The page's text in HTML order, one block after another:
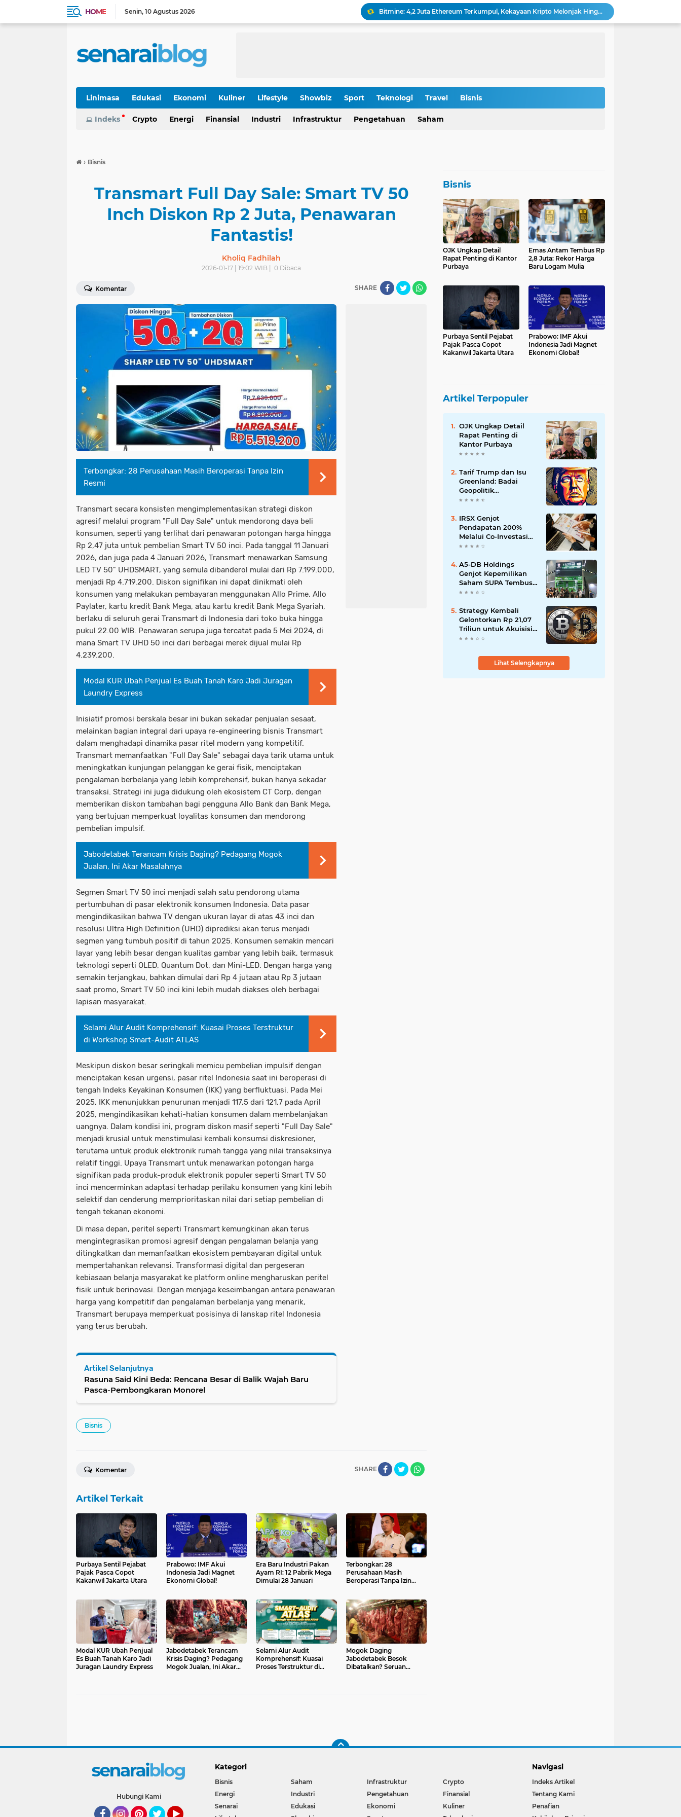
HOME Senin 10 Agustus 2026
Bitmine: 4,2 Juta Ethereum Terkumpul, Kekayaan Kripto Melonjak Hingga $14,5 Miliar
Keamanan Produksi Blok Rokan Diperketat Pasca Insiden Pipa Gas
OJK Ungkap Detail Rapat Penting di Kantor Purbaya
Rp 196,9 Triliun: Proyeksi Penerbitan Obligasi Korporasi di Tahun 2026
Linimasa Edukasi Ekonomi Kuliner Lifestyle Showbiz Sport Teknologi Travel Bisnis
Indeks Crypto Energi Finansial Industri Infrastruktur Pengetahuan Saham
› Bisnis
Transmart Full Day Sale: Smart TV 50
Inch Diskon Rp 2 Juta, Penawaran
Fantastis!
Kholiq Fadhilah
2026-01-17 | 19:02 WIB | 0 Dibaca
Komentar SHARE
Terbongkar: 28 Perusahaan Masih Beroperasi Tanpa Izin
Resmi
Transmart secara konsisten mengimplementasikan strategi diskon
agresif melalui program "Full Day Sale" untuk mendorong daya beli
konsumen, seperti yang terlihat dari penawaran potongan harga hingga
Rp 2,47 juta untuk pembelian Smart TV 50 inci. Pada tanggal 11 Januari
2026, dan juga pada 4 Januari 2026, Transmart menawarkan Samsung
LED TV 50" UHDSMART, yang semula dibanderol mulai dari Rp 7.199.000,
menjadi Rp 4.719.200. Diskon signifikan ini dapat dinikmati oleh
konsumen yang melakukan pembayaran menggunakan Allo Prime, Allo
Paylater, kartu kredit Bank Mega, atau kartu kredit Bank Mega Syariah,
berlaku di seluruh gerai Transmart di Indonesia dari toko buka hingga
pukul 22.00 WIB. Penawaran serupa juga tercatat pada 5 Mei 2024, di
mana Smart TV UHD 50 inci dari berbagai merek dijual mulai Rp
4.239.200.
Modal KUR Ubah Penjual Es Buah Tanah Karo Jadi Juragan
Laundry Express
Inisiatif promosi berskala besar ini bukan sekadar penjualan sesaat,
melainkan bagian integral dari upaya re-engineering bisnis Transmart
dalam menghadapi dinamika pasar ritel modern yang kompetitif.
Transmart memanfaatkan "Full Day Sale" sebagai daya tarik utama untuk
meningkatkan kunjungan pelanggan ke gerai fisik, menciptakan
pengalaman berbelanja yang lebih komprehensif, bukan hanya sekadar
transaksi. Strategi ini juga didukung oleh ekosistem CT Corp, dengan
memberikan diskon tambahan bagi pengguna Allo Bank dan Bank Mega,
yang bertujuan memperkuat loyalitas konsumen dan mendorong
pembelian impulsif.
Jabodetabek Terancam Krisis Daging? Pedagang Mogok
Jualan, Ini Akar Masalahnya
Segmen Smart TV 50 inci menjadi salah satu pendorong utama
pertumbuhan di pasar elektronik konsumen Indonesia. Data pasar
mengindikasikan bahwa TV dengan ukuran layar di atas 43 inci dan
resolusi Ultra High Definition (UHD) diprediksi akan terus menjadi
segmen yang tumbuh positif di tahun 2025. Konsumen semakin mencari
layar yang lebih besar dengan kualitas gambar yang lebih baik, termasuk
teknologi seperti OLED, Quantum Dot, dan Mini-LED. Dengan harga yang
semakin terjangkau, bahkan dimulai dari Rp 4 jutaan atau Rp 3 jutaan
saat promo, Smart TV 50 inci kini lebih mudah diakses oleh berbagai
lapisan masyarakat.
Selami Alur Audit Komprehensif: Kuasai Proses Terstruktur
di Workshop Smart-Audit ATLAS
Meskipun diskon besar seringkali memicu pembelian impulsif dengan
menciptakan kesan urgensi, pasar ritel Indonesia saat ini beroperasi di
tengah Indeks Keyakinan Konsumen (IKK) yang berfluktuasi. Pada Mei
2025, IKK menunjukkan penurunan menjadi 117,5 dari 121,7 pada April
2025, mengindikasikan kehati-hatian konsumen dalam membelanjakan
uangnya. Dalam kondisi ini, program diskon masif seperti "Full Day Sale"
menjadi krusial untuk menstimulasi kembali konsumsi diskresioner,
terutama untuk produk elektronik rumah tangga yang nilai transaksinya
relatif tinggi. Upaya Transmart untuk menawarkan potongan harga
signifikan pada produk-produk elektronik populer seperti Smart TV 50
inci mencerminkan adaptasi terhadap perilaku konsumen yang kini lebih
selektif dan cenderung memprioritaskan nilai dari setiap pembelian di
tengah tekanan ekonomi.
Di masa depan, peritel seperti Transmart kemungkinan akan terus
mengintegrasikan promosi agresif dengan pengalaman belanja yang
ditingkatkan dan memanfaatkan ekosistem pembayaran digital untuk
mempertahankan relevansi. Transformasi digital dan pergeseran
kebiasaan belanja masyarakat ke platform online mengharuskan peritel
fisik untuk berinovasi. Dengan menjaga keseimbangan antara penawaran
harga yang kompetitif dan pengalaman berbelanja yang menarik,
Transmart berupaya memperkuat posisinya di lanskap ritel Indonesia
yang terus berubah.
Artikel Selanjutnya
Rasuna Said Kini Beda: Rencana Besar di Balik Wajah Baru
Pasca-Pembongkaran Monorel
Bisnis
SHARE
Komentar
Artikel Terkait
Purbaya Sentil Pejabat
Pajak Pasca Copot
Kakanwil Jakarta Utara
Prabowo: IMF Akui
Indonesia Jadi Magnet
Ekonomi Global!
Era Baru Industri Pakan
Ayam RI: 12 Pabrik Mega
Dimulai 28 Januari
Terbongkar: 28
Perusahaan Masih
Beroperasi Tanpa Izin
Modal KUR Ubah Penjual
Es Buah Tanah Karo Jadi
Juragan Laundry Express
Jabodetabek Terancam
Krisis Daging? Pedagang
Mogok Jualan, Ini Akar
Selami Alur Audit
Komprehensif: Kuasai
Proses Terstruktur di
Mogok Daging
Jabodetabek Besok
Dibatalkan? Seruan
Bisnis
OJK Ungkap Detail
Rapat Penting di Kantor
Purbaya
Emas Antam Tembus Rp
2,8 Juta: Rekor Harga
Baru Logam Mulia
Purbaya Sentil Pejabat
Pajak Pasca Copot
Kakanwil Jakarta Utara
Prabowo: IMF Akui
Indonesia Jadi Magnet
Ekonomi Global!
Artikel Terpopuler
OJK Ungkap Detail
Rapat Penting di
Kantor Purbaya
Tarif Trump dan Isu
Greenland: Badai
Geopolitik
Mengancam Kripto
IRSX Genjot
Pendapatan 200%
Melalui Co-Investasi
10+ Film Layar Lebar
A5-DB Holdings
Genjot Kepemilikan
Saham SUPA Tembus
11,10%
Strategy Kembali
Gelontorkan Rp 21,07
Triliun untuk Akuisisi
Bitcoin Besar-besaran
Lihat Selengkapnya
Hubungi Kami
Kategori
Bisnis Saham Infrastruktur
Crypto
Energi
Industri Pengetahuan
Finansial
Senarai
Edukasi Ekonomi
Kuliner
Navigasi
Indeks Artikel
Tentang Kami
Penafian